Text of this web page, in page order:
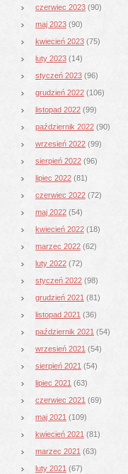
czerwiec 2023 (90)
maj 2023 (90)
kwiecień 2023 (75)
luty 2023 (14)
styczeń 2023 (96)
grudzień 2022 (106)
listopad 2022 (99)
październik 2022 (90)
wrzesień 2022 (99)
sierpień 2022 (96)
lipiec 2022 (81)
czerwiec 2022 (72)
maj 2022 (54)
kwiecień 2022 (18)
marzec 2022 (62)
luty 2022 (72)
styczeń 2022 (98)
grudzień 2021 (81)
listopad 2021 (36)
październik 2021 (54)
wrzesień 2021 (54)
sierpień 2021 (54)
lipiec 2021 (63)
czerwiec 2021 (69)
maj 2021 (109)
kwiecień 2021 (81)
marzec 2021 (63)
luty 2021 (67)